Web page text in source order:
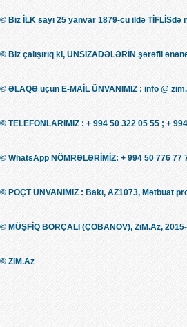
© Biz İLK sayı 25 yanvar 1879-cu ildə TİFLİSdə
© Biz çalışırıq ki, ÜNSİZADƏLƏRİN şərəfli
© ƏLAQƏ üçün E-MAİL ÜNVANIMIZ : info @
© TELEFONLARIMIZ : + 994 50 322 05 55 ; +
© WhatsApp NÖMRƏLƏRİMİZ: + 994 50 776 77
© POÇT ÜNVANIMIZ : Bakı, AZ1073, Mətbuat
© MÜŞFİQ BORÇALI (ÇOBANOV), ZiM.Az,
© ZiM.Az